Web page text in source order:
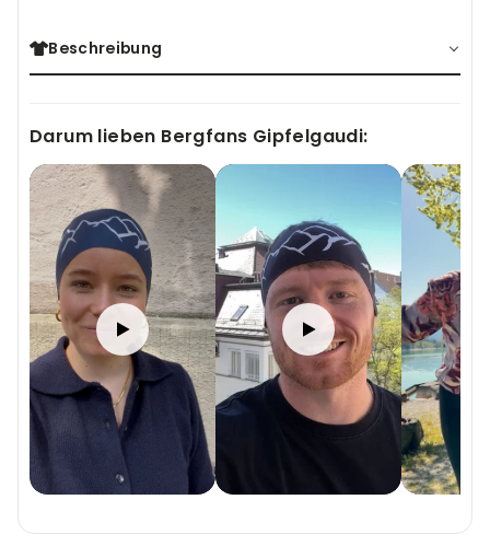
Beschreibung
Darum lieben Bergfans Gipfelgaudi: